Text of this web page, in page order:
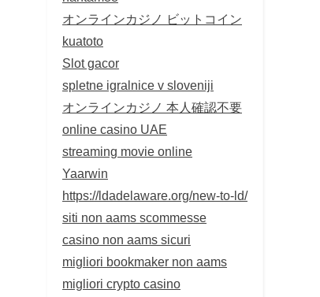
オンラインカジノ ビットコイン
kuatoto
Slot gacor
spletne igralnice v sloveniji
オンラインカジノ 本人確認不要
online casino UAE
streaming movie online
Yaarwin
https://ldadelaware.org/new-to-ld/
siti non aams scommesse
casino non aams sicuri
migliori bookmaker non aams
migliori crypto casino